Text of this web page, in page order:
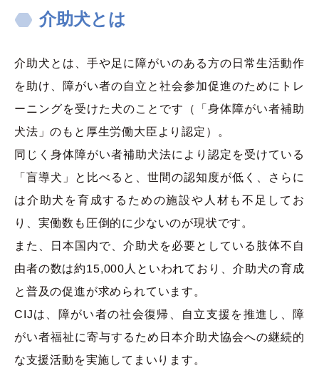
介助犬とは
介助犬とは、手や足に障がいのある方の日常生活動作
を助け、障がい者の自立と社会参加促進のためにトレ
ーニングを受けた犬のことです（「身体障がい者補助
犬法」のもと厚生労働大臣より認定）。
同じく身体障がい者補助犬法により認定を受けている
「盲導犬」と比べると、世間の認知度が低く、さらに
は介助犬を育成するための施設や人材も不足してお
り、実働数も圧倒的に少ないのが現状です。
また、日本国内で、介助犬を必要としている肢体不自
由者の数は約15,000人といわれており、介助犬の育成
と普及の促進が求められています。
CIJは、障がい者の社会復帰、自立支援を推進し、障
がい者福祉に寄与するため日本介助犬協会への継続的
な支援活動を実施してまいります。